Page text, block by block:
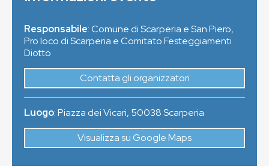
Responsabile: Comune di Scarperia e San Piero,
Pro loco di Scarperia e Comitato Festeggiamenti
Diotto
Contatta gli organizzatori
Luogo:Piazza dei Vicari, 50038Scarperia
Visualizza su Google Maps